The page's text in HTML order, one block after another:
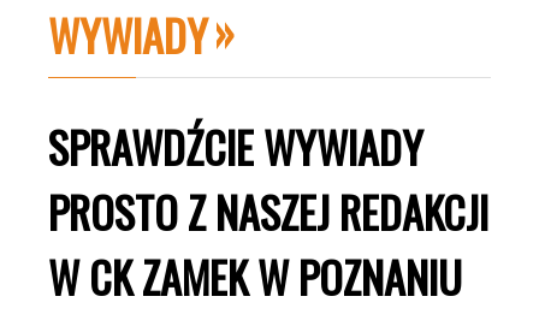
WYWIADY
SPRAWDŹCIE WYWIADY
PROSTO Z NASZEJ REDAKCJI
W CK ZAMEK W POZNANIU